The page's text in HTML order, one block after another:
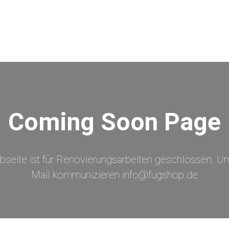
Coming Soon Page
ist für Renovierungsarbeiten geschlossen.
Mail kommunizieren info@fugshop.de